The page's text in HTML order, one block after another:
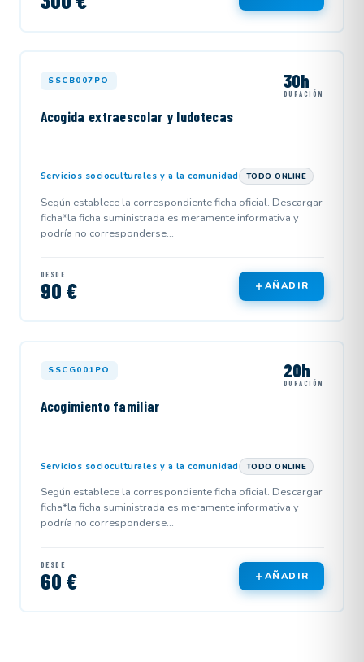
SSCB007PO 30h
DURACIÓN
Acogida extraescolar y ludotecas
Servicios socioculturales y a la comunidad TODO ONLINE
Según establece la correspondiente ficha oficial. Descargar
ficha*la ficha suministrada es meramente informativa y
podría no corresponderse...
DESDE
90 € AÑADIR
SSCG001PO 20h
DURACIÓN
Acogimiento familiar
Servicios socioculturales y a la comunidad TODO ONLINE
Según establece la correspondiente ficha oficial. Descargar
ficha*la ficha suministrada es meramente informativa y
podría no corresponderse...
DESDE
60 € AÑADIR